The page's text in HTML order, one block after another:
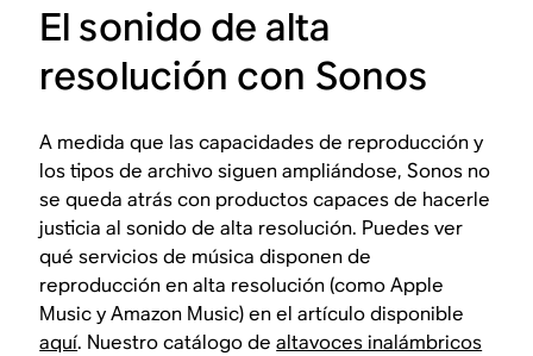
El sonido de alta
resolución con Sonos
A medida que las capacidades de reproducción y
los tipos de archivo siguen ampliándose, Sonos no
se queda atrás con productos capaces de hacerle
justicia al sonido de alta resolución. Puedes ver
qué servicios de música disponen de
reproducción en alta resolución (como Apple
Music y Amazon Music) en el artículo disponible
aquí. Nuestro catálogo dealtavoces inalámbricos